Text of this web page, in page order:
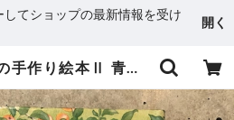
てショップの最新情報を受け
開く
赤毛のアンの手作り絵本Ⅱ 青春編 | maintent